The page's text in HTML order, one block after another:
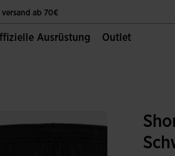
versand ab 70€
von Joma Sport
Offizielle Ausrüstung
Outlet